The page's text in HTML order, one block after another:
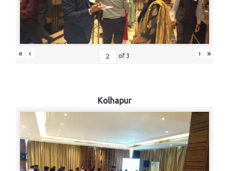
« ‹ of3 › »
Kolhapur